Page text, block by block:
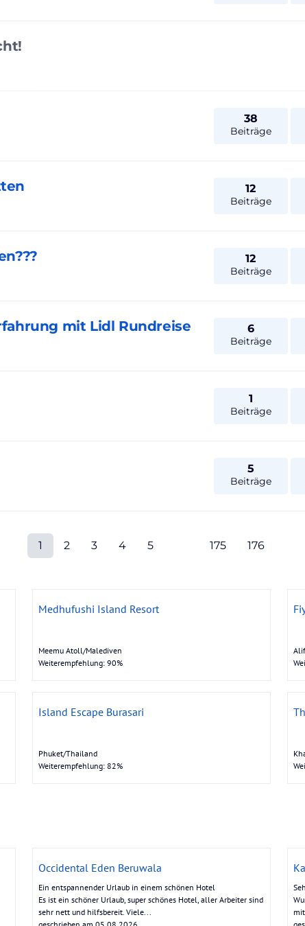
38
Beiträge
12
Beiträge
12
Beiträge
mit Lidl Rundreise 6
Beiträge
1
Beiträge
5
Beiträge
1 2 3 4 5 175 176
Medhufushi Island Resort
Meemu Atoll/Malediven
Weiterempfehlung: 90%
Island Escape Burasari
Phuket/Thailand
Weiterempfehlung: 82%
Occidental Eden Beruwala
Ein entspannender Urlaub in einem schönen Hotel
Es ist ein schöner Urlaub, super schönes Hotel, aller Arbeiter sind
sehr nett und hilfsbereit. Viele...